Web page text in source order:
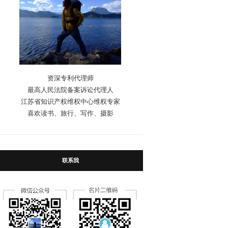
资深专利代理师
最高人民法院备案诉讼代理人
江苏省知识产权维权中心维权专家
喜欢读书、旅行、写作、摄影
联系我